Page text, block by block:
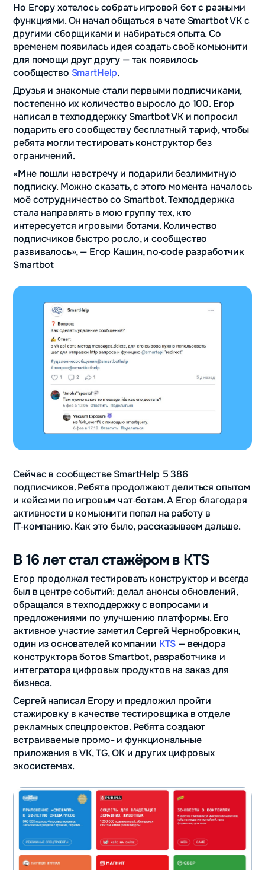
Но Егору хотелось собрать игровой бот с разными
функциями. Он начал общаться в чате Smartbot VK с
другими сборщиками и набираться опыта. Со
временем появилась идея создать своё комьюнити
для помощи друг другу — так появилось
сообщество SmartHelp.
Друзья и знакомые стали первыми подписчиками,
постепенно их количество выросло до 100. Егор
написал в техподдержку Smartbot VK и попросил
подарить его сообществу бесплатный тариф, чтобы
ребята могли тестировать конструктор без
ограничений.
«Мне пошли навстречу и подарили безлимитную
подписку. Можно сказать, с этого момента началось
моё сотрудничество со Smartbot. Техподдержка
стала направлять в мою группу тех, кто
интересуется игровыми ботами. Количество
подписчиков быстро росло, и сообщество
развивалось», — Егор Кашин, no‑code разработчик
Smartbot
Сейчас в сообществе SmartHelp 5 386
подписчиков. Ребята продолжают делиться опытом
и кейсами по игровым чат‑ботам. А Егор благодаря
активности в комьюнити попал на работу в
IT‑компанию. Как это было, рассказываем дальше.
В 16 лет стал стажёром в KTS
Егор продолжал тестировать конструктор и всегда
был в центре событий: делал анонсы обновлений,
обращался в техподдержку с вопросами и
предложениями по улучшению платформы. Его
активное участие заметил Сергей Чернобровкин,
один из основателей компании KTS — вендора
конструктора ботов Smartbot, разработчика и
интегратора цифровых продуктов на заказ для
бизнеса.
Сергей написал Егору и предложил пройти
стажировку в качестве тестировщика в отделе
рекламных спецпроектов. Ребята создают
встраиваемые промо- и функциональные
приложения в VK, TG, OK и других цифровых
экосистемах.